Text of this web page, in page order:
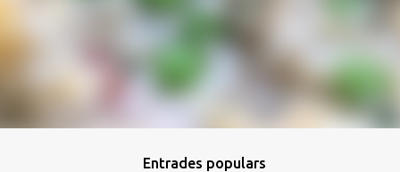
Entrades populars